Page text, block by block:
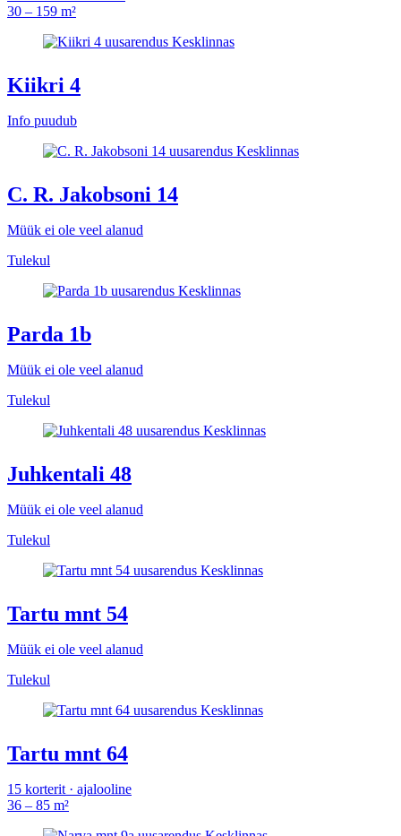
30 – 159 m²
Kiikri 4
Info puudub
C. R. Jakobsoni 14
Müük ei ole veel alanud
Tulekul
Parda 1b
Müük ei ole veel alanud
Tulekul
Juhkentali 48
Müük ei ole veel alanud
Tulekul
Tartu mnt 54
Müük ei ole veel alanud
Tulekul
Tartu mnt 64
15 korterit · ajalooline
36 – 85 m²